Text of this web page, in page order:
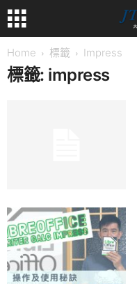
Home 標籤 Impress
標籤: impress